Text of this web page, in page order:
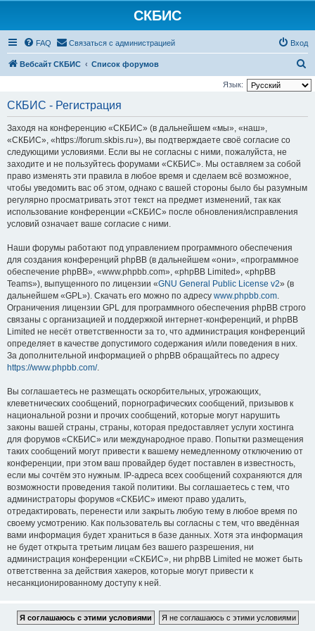
СКБИС
FAQ Связаться с администрацией Вход
Вебсайт СКБИС Список форумов
о
Язык:
СКБИС - Регистрация
Заходя на конференцию «СКБИС» (в дальнейшем «мы», «наш»,
«СКБИС», «https://forum.skbis.ru»), вы подтверждаете своё согласие со
следующими условиями. Если вы не согласны с ними, пожалуйста, не
заходите и не пользуйтесь форумами «СКБИС». Мы оставляем за собой
право изменять эти правила в любое время и сделаем всё возможное,
чтобы уведомить вас об этом, однако с вашей стороны было бы разумным
регулярно просматривать этот текст на предмет изменений, так как
использование конференции «СКБИС» после обновления/исправления
условий означает ваше согласие с ними.
Наши форумы работают под управлением программного обеспечения
для создания конференций phpBB (в дальнейшем «они», «программное
обеспечение phpBB», «www.phpbb.com», «phpBB Limited», «phpBB
Teams»), выпущенного по лицензии «GNU General Public License v2» (в
дальнейшем «GPL»). Скачать его можно по адресу www.phpbb.com.
Ограничения лицензии GPL для программного обеспечения phpBB строго
связаны с организацией и поддержкой интернет-конференций, и phpBB
Limited не несёт ответственности за то, что администрация конференций
определяет в качестве допустимого содержания и/или поведения в них.
За дополнительной информацией о phpBB обращайтесь по адресу
https://www.phpbb.com/.
Вы соглашаетесь не размещать оскорбительных, угрожающих,
клеветнических сообщений, порнографических сообщений, призывов к
национальной розни и прочих сообщений, которые могут нарушить
законы вашей страны, страны, которая предоставляет услуги хостинга
для форумов «СКБИС» или международное право. Попытки размещения
таких сообщений могут привести к вашему немедленному отключению от
конференции, при этом ваш провайдер будет поставлен в известность,
если мы сочтём это нужным. IP-адреса всех сообщений сохраняются для
возможности проведения такой политики. Вы соглашаетесь с тем, что
администраторы форумов «СКБИС» имеют право удалить,
отредактировать, перенести или закрыть любую тему в любое время по
своему усмотрению. Как пользователь вы согласны с тем, что введённая
вами информация будет храниться в базе данных. Хотя эта информация
не будет открыта третьим лицам без вашего разрешения, ни
администрация конференции «СКБИС», ни phpBB Limited не может быть
ответственна за действия хакеров, которые могут привести к
несанкционированному доступу к ней.